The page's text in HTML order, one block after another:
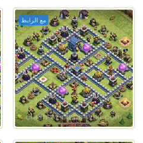
مع الرابط